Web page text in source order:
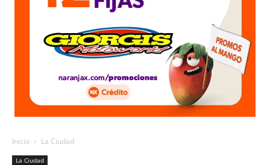
Inicio La Ciudad
La Ciudad